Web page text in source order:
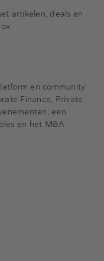
artikelen, deals en
en community
Finance, Private
een
en het M&A